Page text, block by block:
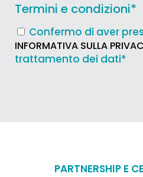
Termini e condizioni*
Confermo di aver
INFORMATIVA SULLA
trattamento dei dati*
PARTNERSHIP E